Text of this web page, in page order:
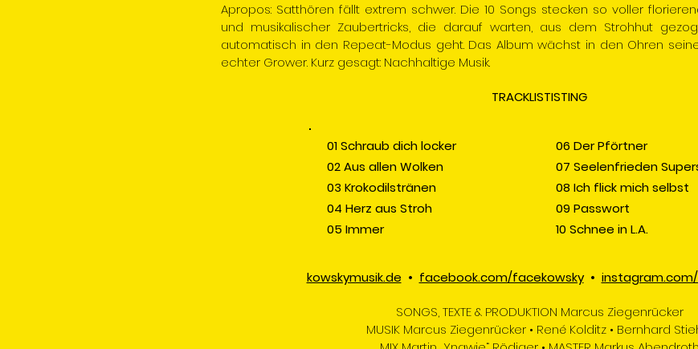
Apropos: Satthören fällt extrem schwer. Die 10 Songs stecken so voller
und musikalischer Zaubertricks, die darauf warten, aus dem Strohhut
automatisch in den Repeat-Modus geht. Das Album wächst in den Ohren
echter Grower. Kurz gesagt: Nachhaltige Musik.
TRACKLISTISTING
01 Schraub dich locker
02 Aus allen Wolken
03 Krokodilstränen
04 Herz aus Stroh
05 Immer
06 Der Pförtner
07 Seelenfrieden
08 Ich flick mich selbst
09 Passwort
10 Schnee in L.A.
kowskymusik.de • facebook.com/facekowsky•
SONGS, TEXTE & PRODUKTION Marcus Ziegenrücker
MUSIK Marcus Ziegenrücker • René Kolditz • Bernhard